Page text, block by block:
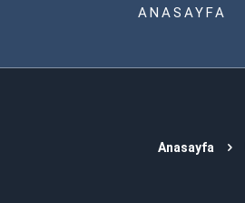
ANASAYFA
Anasayfa